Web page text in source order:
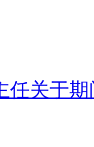
任关于